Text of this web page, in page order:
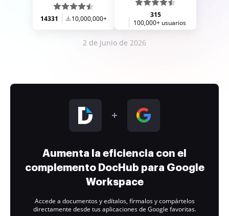
14331 10,000,000+
315
100,000+ usuarios
2 de junio de 2026
Aumenta la eficiencia con el
complemento DocHub para Google
Workspace
Accede a documentos y edítalos, fírmalos y compártelos
directamente desde tus aplicaciones de Google favoritas.